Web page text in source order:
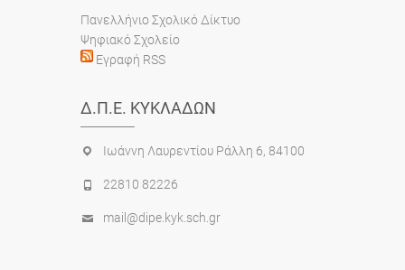
Πανελλήνιο Σχολικό Δίκτυο
Ψηφιακό Σχολείο
Εγραφή RSS
Δ.Π.Ε. ΚΥΚΛΆΔΩΝ
Ιωάννη Λαυρεντίου Ράλλη 6, 84100
22810 82226
mail@dipe.kyk.sch.gr